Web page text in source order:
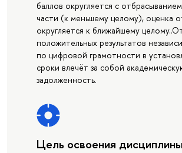
баллов округляется с
части (к меньшему целому), оценка
округляется к ближайшему
положительных результатов
по цифровой грамотности в
сроки влечёт за собой
задолженность.
Цель освоения дисциплины